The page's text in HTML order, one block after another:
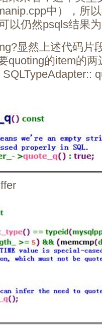
中），所
以仍然psqls结果
显然上述代码片
quoting的item的两